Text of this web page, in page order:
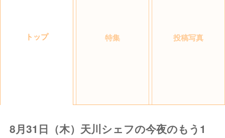
トップ 特集 投稿写真
8月31日（木）天川シェフの今夜のもう1